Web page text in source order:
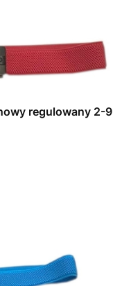
regulowany 2-9